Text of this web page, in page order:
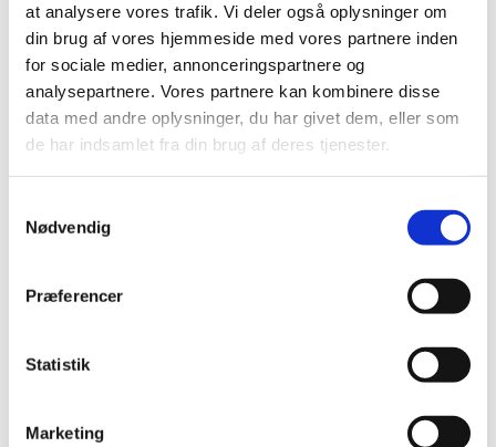
at analysere vores trafik. Vi deler også oplysninger om
din brug af vores hjemmeside med vores partnere inden
for sociale medier, annonceringspartnere og
analysepartnere. Vores partnere kan kombinere disse
data med andre oplysninger, du har givet dem, eller som
de har indsamlet fra din brug af deres tjenester.
Nødvendig
Præferencer
Statistik
Marketing
nogle patienter i fast behandling at få genordineret
…
Alle (2506)
TID
2026 (84)
2024 (224)
2022 (197)
2020 (263)
december (11)